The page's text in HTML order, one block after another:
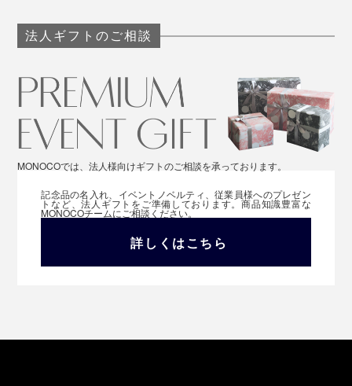
法人ギフトのご相談
MONOCOでは、法人様向けギフトのご相談を承っております。
記念品の名入れ、イベントノベルティ、従業員様へのプレゼン
トなど、法人ギフトをご準備しております。商品知識豊富な
MONOCOチームにご相談ください。
詳しくはこちら